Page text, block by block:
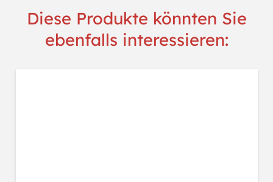
heart
Menge
Diese Produkte könnten Sie
ebenfalls interessieren: